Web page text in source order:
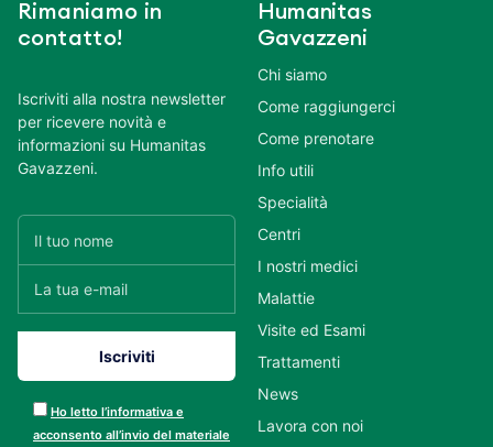
Rimaniamo in
contatto!
Iscriviti alla nostra newsletter
per ricevere novità e
informazioni su Humanitas
Gavazzeni.
Ho letto l’informativa e
acconsento all’invio del materiale
Humanitas
Gavazzeni
Chi siamo
Come raggiungerci
Come prenotare
Info utili
Specialità
Centri
I nostri medici
Malattie
Visite ed Esami
Trattamenti
News
Lavora con noi